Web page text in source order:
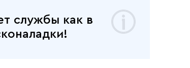
службы как в